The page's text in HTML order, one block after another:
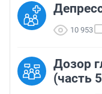
10 953
Дозор
(часть